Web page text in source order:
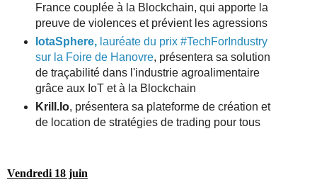
France couplée à la Blockchain, qui apporte la
preuve de violences et prévient les agressions
IotaSphere, lauréate du prix #TechForIndustry
sur la Foire de Hanovre, présentera sa solution
de traçabilité dans l'industrie agroalimentaire
grâce aux IoT et à la Blockchain
Krill.Io, présentera sa plateforme de création et
de location de stratégies de trading pour tous
Vendredi 18 juin